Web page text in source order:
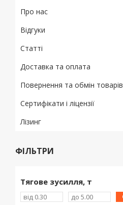
Про нас
Відгуки
Статті
Доставка та оплата
Повернення та обмін товарів
Сертифікати і ліцензії
Лізинг
ФІЛЬТРИ
Тягове зусилля, т